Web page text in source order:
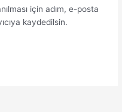
için adım, e-posta
kaydedilsin.